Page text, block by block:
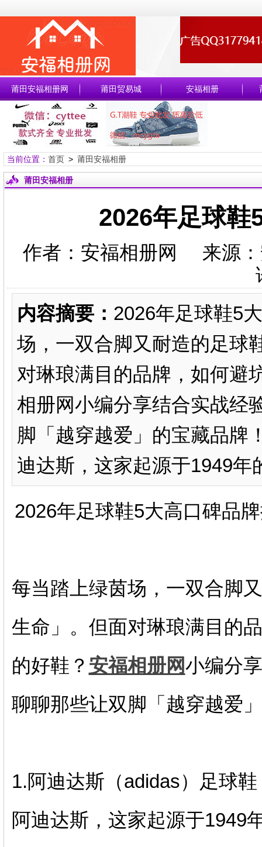
莆田安福相册网 莆田贸易城 安福相册
当前位置： 首页> 莆田安福相册
莆田安福相册
2026年足球鞋
作者：安福相册网 来源
内容摘要： 2026年足球鞋5
场，一双合脚又耐造的足球
对琳琅满目的品牌，如何避
相册网小编分享结合实战经
脚「越穿越爱」的宝藏品牌
迪达斯，这家起源于1949年
2026年足球鞋5大高口碑品
每当踏上绿茵场，一双合脚
生命」。但面对琳琅满目的
的好鞋？ 安福相册网小编分
聊聊那些让双脚「越穿越爱
1.阿迪达斯（adidas）足球鞋
阿迪达斯，这家起源于1949